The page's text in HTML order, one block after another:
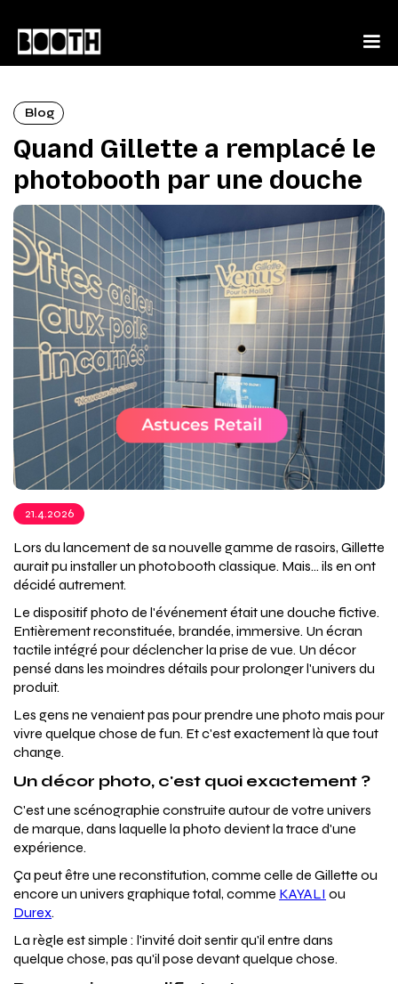
Blog
Quand Gillette a remplacé le
photobooth par une douche
21.4.2026
Lors du lancement de sa nouvelle gamme de rasoirs, Gillette
aurait pu installer un photobooth classique. Mais... ils en ont
décidé autrement.
Le dispositif photo de l'événement était une douche fictive.
Entièrement reconstituée, brandée, immersive. Un écran
tactile intégré pour déclencher la prise de vue. Un décor
pensé dans les moindres détails pour prolonger l'univers du
produit.
Les gens ne venaient pas pour prendre une photo mais pour
vivre quelque chose de fun. Et c'est exactement là que tout
change.
Un décor photo, c'est quoi exactement ?
C'est une scénographie construite autour de votre univers
de marque, dans laquelle la photo devient la trace d'une
expérience.
Ça peut être une reconstitution, comme celle de Gillette ou
encore un univers graphique total, comme KAYALI ou
Durex.
La règle est simple : l'invité doit sentir qu'il entre dans
quelque chose, pas qu'il pose devant quelque chose.